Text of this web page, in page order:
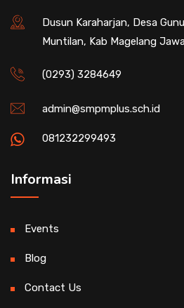
Dusun Karaharjan, Desa
Muntilan, Kab Magelang
(0293) 3284649
admin@smpmplus.sch.id
081232299493
Informasi
Events
Blog
Contact Us